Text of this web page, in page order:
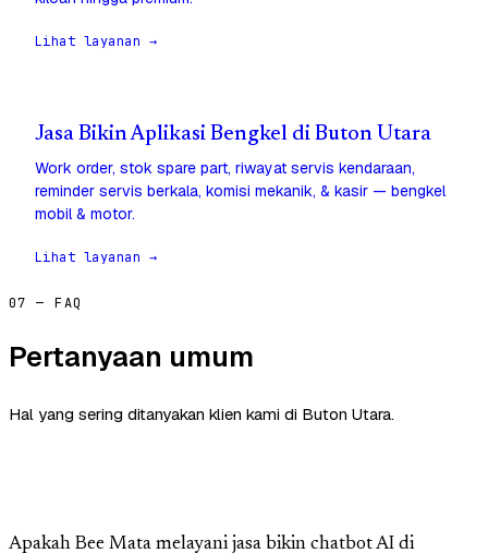
Lihat layanan →
Jasa Bikin Aplikasi Bengkel di Buton Utara
Work order, stok spare part, riwayat servis kendaraan,
reminder servis berkala, komisi mekanik, & kasir — bengkel
mobil & motor.
Lihat layanan →
07 — FAQ
Pertanyaan umum
Hal yang sering ditanyakan klien kami di Buton Utara.
Apakah Bee Mata melayani jasa bikin chatbot AI di